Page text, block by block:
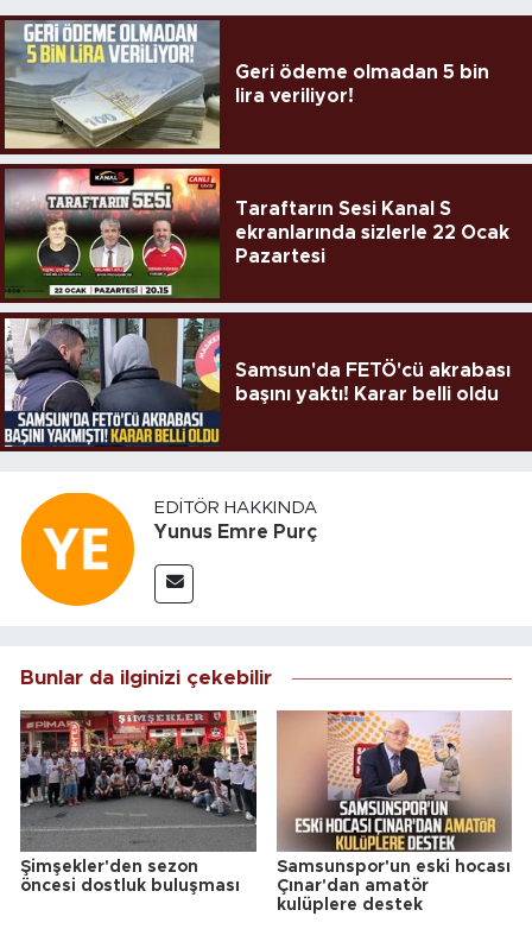
Geri ödeme olmadan 5 bin
lira veriliyor!
Taraftarın Sesi Kanal S
ekranlarında sizlerle 22 Ocak
Pazartesi
Samsun'da FETÖ'cü akrabası
başını yaktı! Karar belli oldu
EDITÖR HAKKINDA
Yunus Emre Purç
Bunlar da ilginizi çekebilir
Şimşekler'den sezon
öncesi dostluk buluşması
Samsunspor'un eski hocası
Çınar'dan amatör
kulüplere destek